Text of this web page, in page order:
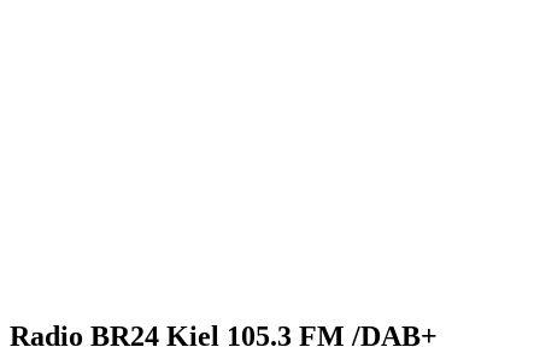
Radio BR24 Kiel 105.3 FM /DAB+